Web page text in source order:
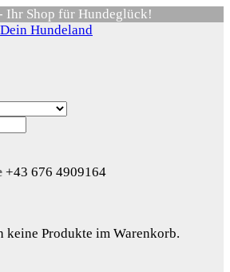
Ihr Shop für Hundeglück!
+43 676 4909164
keine Produkte im Warenkorb.